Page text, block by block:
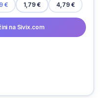
€ 1,79 € 4,79 €
na Sivix.com